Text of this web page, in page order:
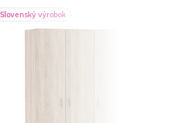
Slovenský výrobok